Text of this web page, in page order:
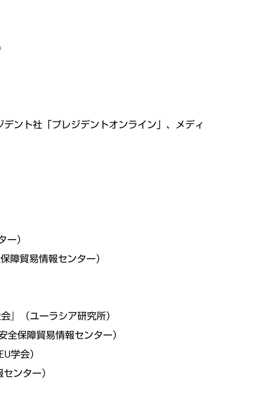
ント社「プレジデントオンライン」、メディ
）
障貿易情報センター）
』（ユーラシア研究所）
保障貿易情報センター）
学会）
ンター）